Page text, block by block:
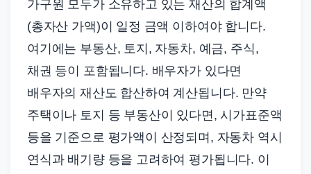
가구원 모두가 소유하고 있는 재산의 합계액
(총자산 가액)이 일정 금액 이하여야 합니다.
여기에는 부동산, 토지, 자동차, 예금, 주식,
채권 등이 포함됩니다. 배우자가 있다면
배우자의 재산도 합산하여 계산됩니다. 만약
주택이나 토지 등 부동산이 있다면, 시가표준액
등을 기준으로 평가액이 산정되며, 자동차 역시
연식과 배기량 등을 고려하여 평가됩니다. 이